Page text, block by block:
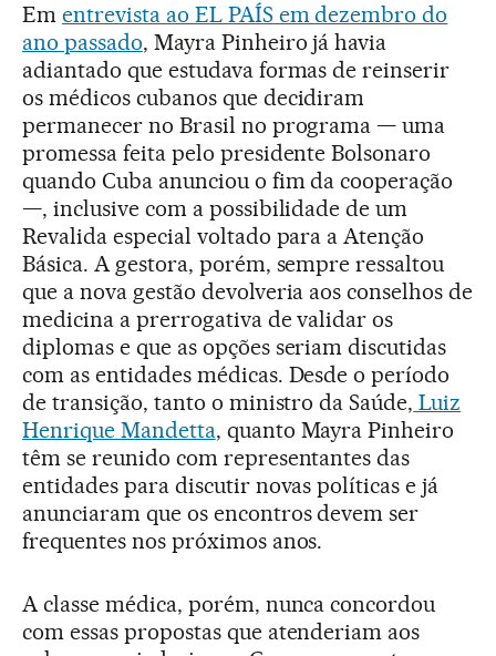
Em entrevista ao EL PAÍS em dezembro do
ano passado, Mayra Pinheiro já havia
adiantado que estudava formas de reinserir
os médicos cubanos que decidiram
permanecer no Brasil no programa — uma
promessa feita pelo presidente Bolsonaro
quando Cuba anunciou o fim da cooperação
—, inclusive com a possibilidade de um
Revalida especial voltado para a Atenção
Básica. A gestora, porém, sempre ressaltou
que a nova gestão devolveria aos conselhos de
medicina a prerrogativa de validar os
diplomas e que as opções seriam discutidas
com as entidades médicas. Desde o período
de transição, tanto o ministro da Saúde, Luiz
Henrique Mandetta, quanto Mayra Pinheiro
têm se reunido com representantes das
entidades para discutir novas políticas e já
anunciaram que os encontros devem ser
frequentes nos próximos anos.
A classe médica, porém, nunca concordou
com essas propostas que atenderiam aos